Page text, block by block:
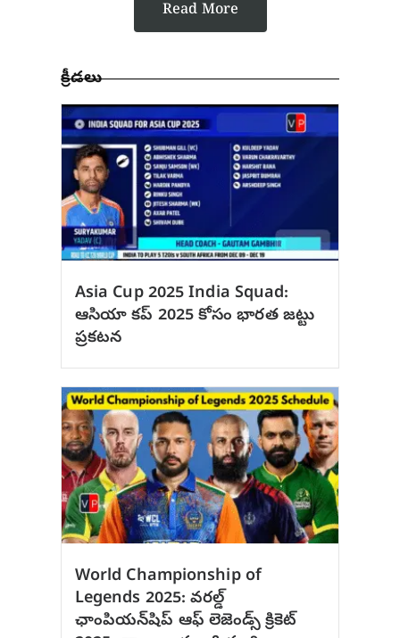
Read More
క్రీడలు
Asia Cup 2025 India Squad:
ఆసియా కప్ 2025 కోసం భారత జట్టు
ప్రకటన
World Championship of
Legends 2025: వరల్డ్
ఛాంపియన్‌షిప్ ఆఫ్ లెజెండ్స్ క్రికెట్